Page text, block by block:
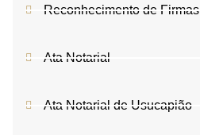
Reconhecimento de Firmas
Ata Notarial
Ata Notarial de Usucapião